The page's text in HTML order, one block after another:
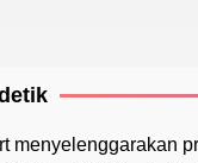
menyelenggarakan